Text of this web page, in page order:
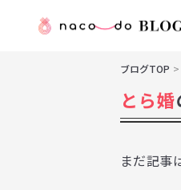
ブログTOP
とら婚
まだ記事